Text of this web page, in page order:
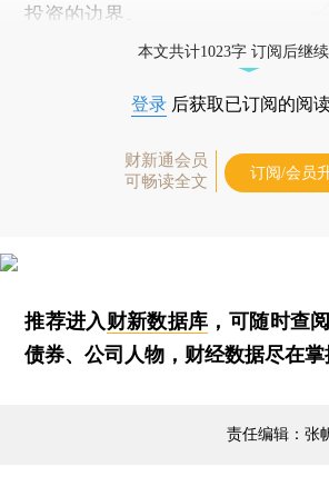
投资的边界。
本文共计1023字 订阅后继
登录 后获取已订阅的阅
财新通会员
可畅读全文
订阅/会员
推荐进入财新数据库 ，可随时查
债券、公司人物，财经数据尽在掌
责任编辑：张